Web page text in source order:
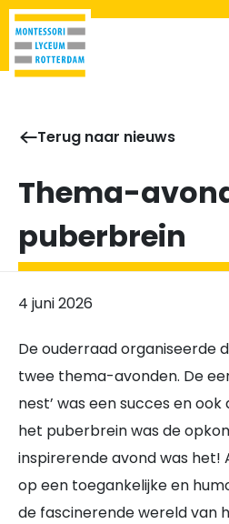
RML Leerlingen
Terug naar nieuws
Thema-
puberbrein
4 juni 2026
De ouderraad organiseerde
twee thema-avonden. De
nest’ was een succes en
het puberbrein was de
inspirerende avond was het!
op een toegankelijke en
de fascinerende wereld van